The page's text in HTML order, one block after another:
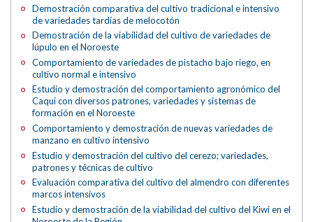
Demostración comparativa del cultivo tradicional e intensivo
de variedades tardías de melocotón
Demostración de la viabilidad del cultivo de variedades de
lúpulo en el Noroeste
Comportamiento de variedades de pistacho bajo riego, en
cultivo normal e intensivo
Estudio y demostración del comportamiento agronómico del
Caqui con diversos patrones, variedades y sistemas de
formación en el Noroeste
Comportamiento y demostración de nuevas variedades de
manzano en cultivo intensivo
Estudio y demostración del cultivo del cerezo; variedades,
patrones y técnicas de cultivo
Evaluación comparativa del cultivo del almendro con diferentes
marcos intensivos
Estudio y demostración de la viabilidad del cultivo del Kiwi en el